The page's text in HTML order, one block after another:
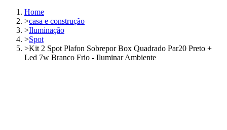
Home
>casa e construção
>Iluminação
>Spot
>Kit 2 Spot Plafon Sobrepor Box Quadrado Par20 Preto +
Led 7w Branco Frio - Iluminar Ambiente